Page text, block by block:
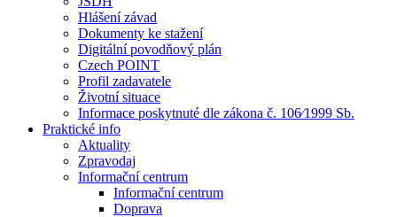
Hlášení závad
Dokumenty ke stažení
Digitální povodňový plán
Czech POINT
Profil zadavatele
Životní situace
Informace poskytnuté dle zákona č. 106⁄1999 Sb.
Praktické info
Aktuality
Zpravodaj
Informační centrum
Informační centrum
Doprava